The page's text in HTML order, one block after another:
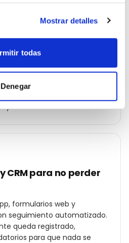
Mostrar detalles
todas
Denegar
local en marcha
por código postal, Meta Ads
en Bilbao,
y reseñas reales.
CRM para no perder
formularios web y
seguimiento automatizado.
queda registrado,
para que nada se